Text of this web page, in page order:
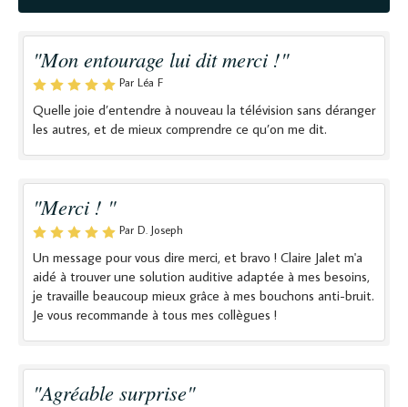
"Mon entourage lui dit merci !"
Par Léa F
Quelle joie d’entendre à nouveau la télévision sans déranger
les autres, et de mieux comprendre ce qu’on me dit.
"Merci ! "
Par D. Joseph
Un message pour vous dire merci, et bravo ! Claire Jalet m'a
aidé à trouver une solution auditive adaptée à mes besoins,
je travaille beaucoup mieux grâce à mes bouchons anti-bruit.
Je vous recommande à tous mes collègues !
"Agréable surprise"